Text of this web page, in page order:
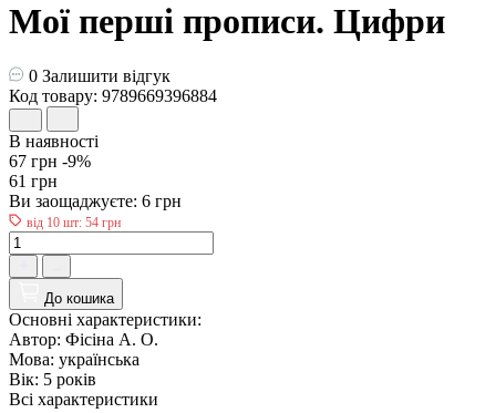
Мої перші прописи. Цифри
0 Залишити відгук
Код товару: 9789669396884
В наявності
67 грн -9%
61 грн
Ви заощаджуєте: 6 грн
від 10 шт: 54 грн
До кошика
Основні характеристики:
Автор: Фісіна А. О.
Мова: українська
Вік: 5 років
Всі характеристики